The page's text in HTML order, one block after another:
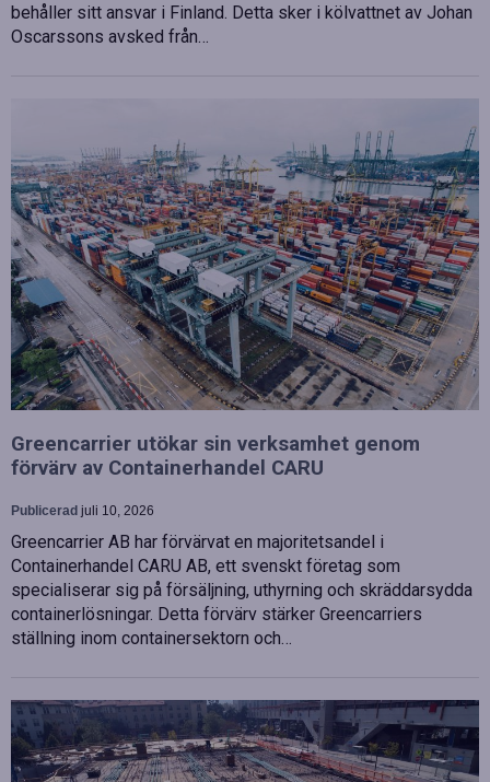
behåller sitt ansvar i Finland. Detta sker i kölvattnet av Johan
Oscarssons avsked från…
Greencarrier utökar sin verksamhet genom
förvärv av Containerhandel CARU
Publicerad juli 10, 2026
Greencarrier AB har förvärvat en majoritetsandel i
Containerhandel CARU AB, ett svenskt företag som
specialiserar sig på försäljning, uthyrning och skräddarsydda
containerlösningar. Detta förvärv stärker Greencarriers
ställning inom containersektorn och…